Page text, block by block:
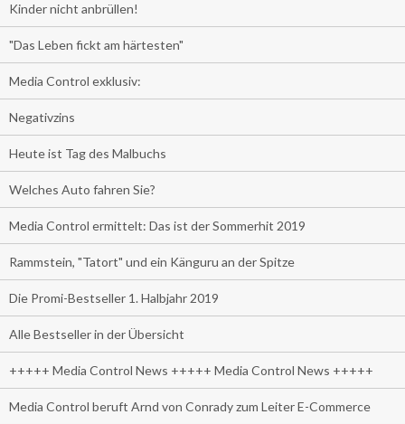
Kinder nicht anbrüllen!
"Das Leben fickt am härtesten"
Media Control exklusiv:
Negativzins
Heute ist Tag des Malbuchs
Welches Auto fahren Sie?
Media Control ermittelt: Das ist der Sommerhit 2019
Rammstein, "Tatort" und ein Känguru an der Spitze
Die Promi-Bestseller 1. Halbjahr 2019
Alle Bestseller in der Übersicht
+++++ Media Control News +++++ Media Control News +++++
Media Control beruft Arnd von Conrady zum Leiter E-Commerce